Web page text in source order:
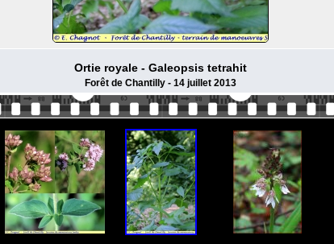
Ortie royale - Galeopsis tetrahit
Forêt de Chantilly - 14 juillet 2013